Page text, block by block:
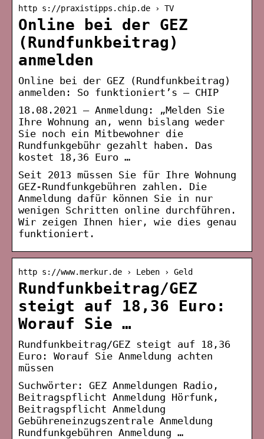
http s://praxistipps.chip.de › TV
Online bei der GEZ
(Rundfunkbeitrag)
anmelden
Online bei der GEZ (Rundfunkbeitrag)
anmelden: So funktioniert’s – CHIP
18.08.2021 — Anmeldung: „Melden Sie
Ihre Wohnung an, wenn bislang weder
Sie noch ein Mitbewohner die
Rundfunkgebühr gezahlt haben. Das
kostet 18,36 Euro …
Seit 2013 müssen Sie für Ihre Wohnung
GEZ-Rundfunkgebühren zahlen. Die
Anmeldung dafür können Sie in nur
wenigen Schritten online durchführen.
Wir zeigen Ihnen hier, wie dies genau
funktioniert.
http s://www.merkur.de › Leben › Geld
Rundfunkbeitrag/GEZ
steigt auf 18,36 Euro:
Worauf Sie …
Rundfunkbeitrag/GEZ steigt auf 18,36
Euro: Worauf Sie Anmeldung achten
müssen
Suchwörter: GEZ Anmeldungen Radio,
Beitragspflicht Anmeldung Hörfunk,
Beitragspflicht Anmeldung
Gebühreneinzugszentrale Anmeldung
Rundfunkgebühren Anmeldung …